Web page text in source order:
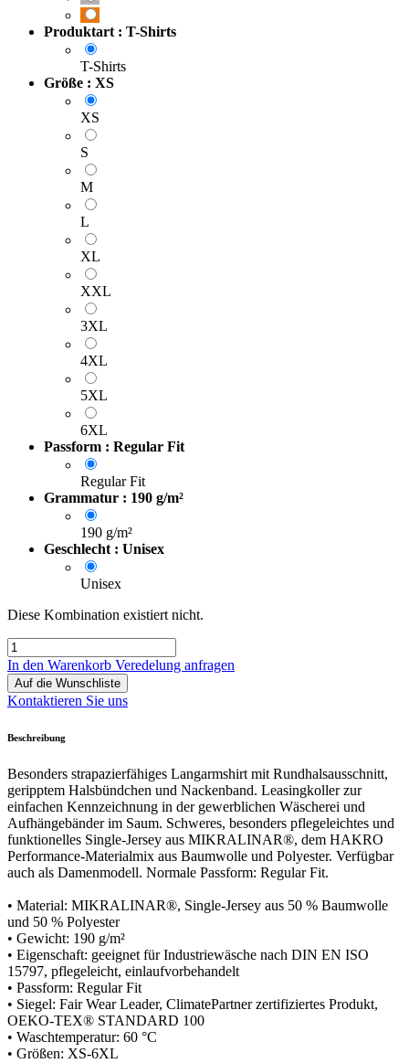
Produktart : T-Shirts
T-Shirts
Größe : XS
XS
S
M
L
XL
XXL
3XL
4XL
5XL
6XL
Passform : Regular Fit
Regular Fit
Grammatur : 190 g/m²
190 g/m²
Geschlecht : Unisex
Unisex
Diese Kombination existiert nicht.
In den Warenkorb Veredelung anfragen
Auf die Wunschliste
Kontaktieren Sie uns
Beschreibung
Besonders strapazierfähiges Langarmshirt mit Rundhalsausschnitt,
geripptem Halsbündchen und Nackenband. Leasingkoller zur
einfachen Kennzeichnung in der gewerblichen Wäscherei und
Aufhängebänder im Saum. Schweres, besonders pflegeleichtes und
funktionelles Single-Jersey aus MIKRALINAR®, dem HAKRO
Performance-Materialmix aus Baumwolle und Polyester. Verfügbar
auch als Damenmodell. Normale Passform: Regular Fit.
• Material: MIKRALINAR®, Single-Jersey aus 50 % Baumwolle
und 50 % Polyester
• Gewicht: 190 g/m²
• Eigenschaft: geeignet für Industriewäsche nach DIN EN ISO
15797, pflegeleicht, einlaufvorbehandelt
• Passform: Regular Fit
• Siegel: Fair Wear Leader, ClimatePartner zertifiziertes Produkt,
OEKO-TEX® STANDARD 100
• Waschtemperatur: 60 °C
• Größen: XS-6XL